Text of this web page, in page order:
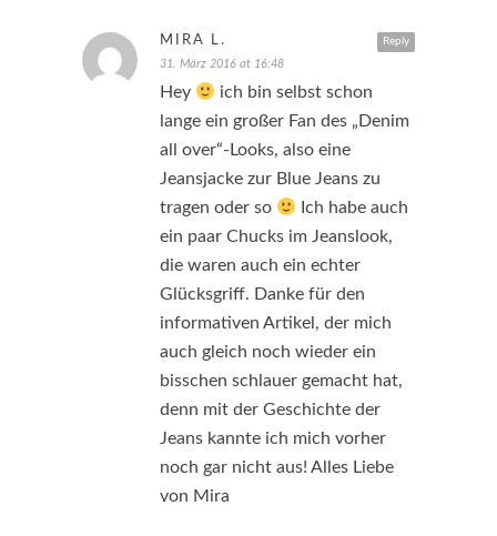
Reply
MIRA L.
31. März 2016 at 16:48
Hey
ich bin selbst schon
lange ein großer Fan des „Denim
all over“-Looks, also eine
Jeansjacke zur Blue Jeans zu
tragen oder so
Ich habe auch
ein paar Chucks im Jeanslook,
die waren auch ein echter
Glücksgriff. Danke für den
informativen Artikel, der mich
auch gleich noch wieder ein
bisschen schlauer gemacht hat,
denn mit der Geschichte der
Jeans kannte ich mich vorher
noch gar nicht aus! Alles Liebe
von Mira